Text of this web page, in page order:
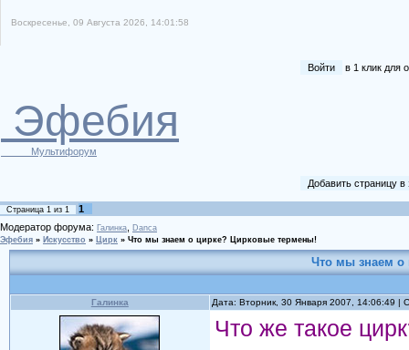
Воскресенье, 09 Августа 2026, 14:01:58
Войти в 1 клик для
Эфебия
Мультифорум
Добавить страницу
Страница 1 из 1
1
Модератор форума: Галинка
Danca
Эфебия » Искусство » Цирк » Что мы знаем о цирке? Цирковые термены!
Что мы знаем о
Галинка Дата: Вторник, 30 Января 2007, 14:06:49 |
Что же такое